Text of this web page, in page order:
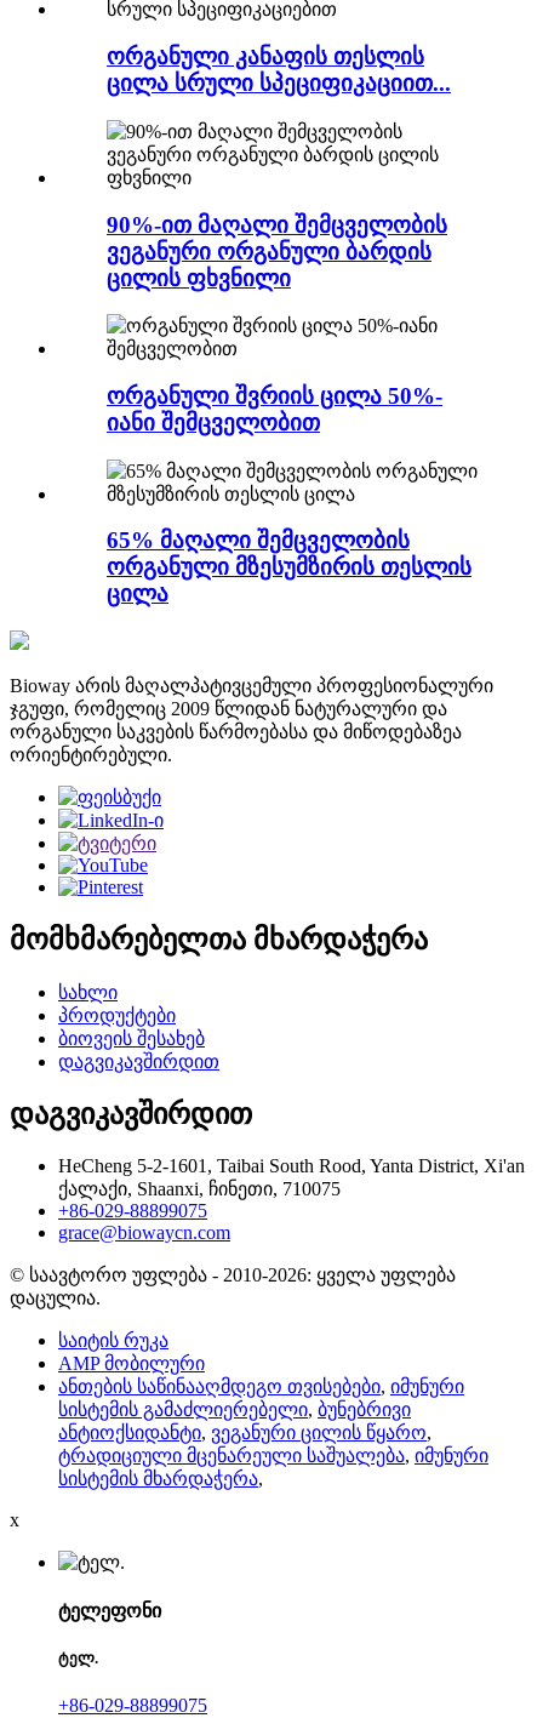
ორგანული კანაფის თესლის
ცილა სრული სპეციფიკაციით...
90%-ით მაღალი შემცველობის
ვეგანური ორგანული ბარდის
ცილის ფხვნილი
ორგანული შვრიის ცილა 50%-
იანი შემცველობით
65% მაღალი შემცველობის
ორგანული მზესუმზირის თესლის
ცილა
Bioway არის მაღალპატივცემული პროფესიონალური
ჯგუფი, რომელიც 2009 წლიდან ნატურალური და
ორგანული საკვების წარმოებასა და მიწოდებაზეა
ორიენტირებული.
მომხმარებელთა მხარდაჭერა
სახლი
პროდუქტები
ბიოვეის შესახებ
დაგვიკავშირდით
დაგვიკავშირდით
HeCheng 5-2-1601, Taibai South Rood, Yanta District, Xi'an
ქალაქი, Shaanxi, ჩინეთი, 710075
+86-029-88899075
grace@biowaycn.com
© საავტორო უფლება - 2010-2026: ყველა უფლება
დაცულია.
საიტის რუკა
AMP მობილური
ანთების საწინააღმდეგო თვისებები, იმუნური
სისტემის გამაძლიერებელი, ბუნებრივი
ანტიოქსიდანტი, ვეგანური ცილის წყარო,
ტრადიციული მცენარეული საშუალება, იმუნური
სისტემის მხარდაჭერა,
x
ტელეფონი
ტელ.
+86-029-88899075